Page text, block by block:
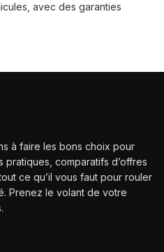
avec des garanties
à faire les bons choix pour
pratiques, comparatifs d’offres
ce qu’il vous faut pour rouler
Prenez le volant de votre